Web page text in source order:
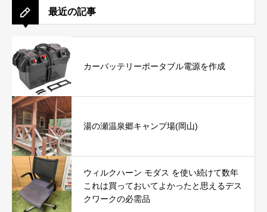
最近の記事
カーバッテリーポータブル電源を作成
湯の瀬温泉郷キャンプ場(岡山)
ウィルクハーン モダス を使い続けて数年
これは買っておいてよかったと思えるデス
クワークの必需品